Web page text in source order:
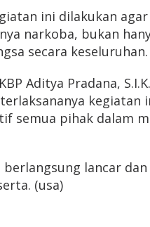
ini dilakukan
narkoba, bukan
secara keseluruhan.
Aditya Pradana,
kegiatan
semua pihak dalam
berlangsung lancar
(usa)